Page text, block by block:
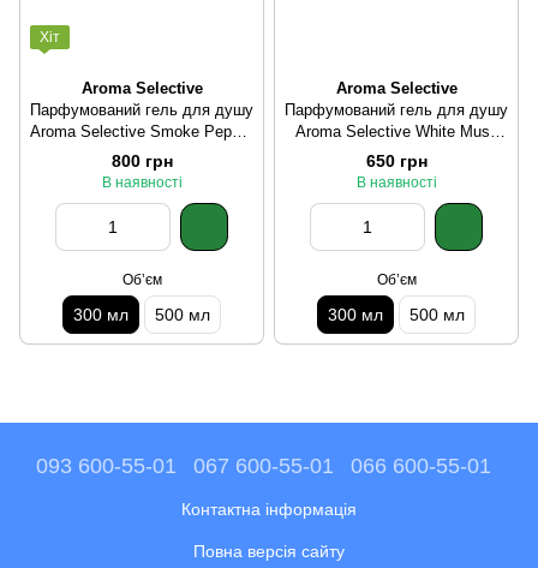
Хіт
Aroma Selective
Парфумований гель для душу
Aroma Selective Smoke Pepper
300 мл
800 грн
В наявності
Обʼєм
300 мл 500 мл
Aroma Selective
Парфумований гель для душу
Aroma Selective White Musk
300 мл
650 грн
В наявності
Обʼєм
300 мл 500 мл
093 600-55-01 067 600-55-01 066 600-55-01
Контактна інформація
Повна версія сайту